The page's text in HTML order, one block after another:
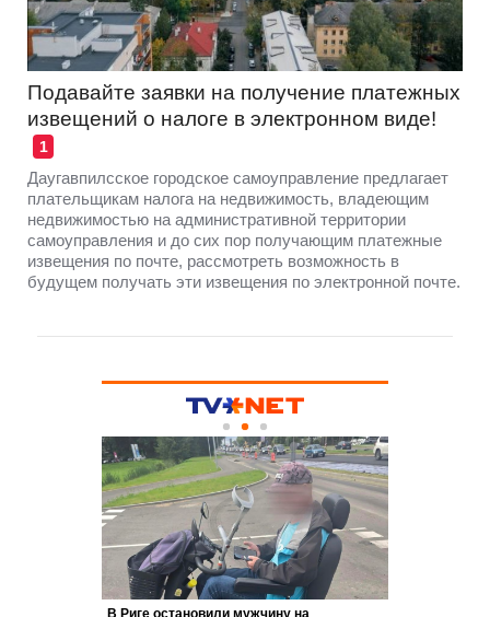
Подавайте заявки на получение платежных
извещений о налоге в электронном виде!
1
Даугавпилсское городское самоуправление предлагает
плательщикам налога на недвижимость, владеющим
недвижимостью на административной территории
самоуправления и до сих пор получающим платежные
извещения по почте, рассмотреть возможность в
будущем получать эти извещения по электронной почте.